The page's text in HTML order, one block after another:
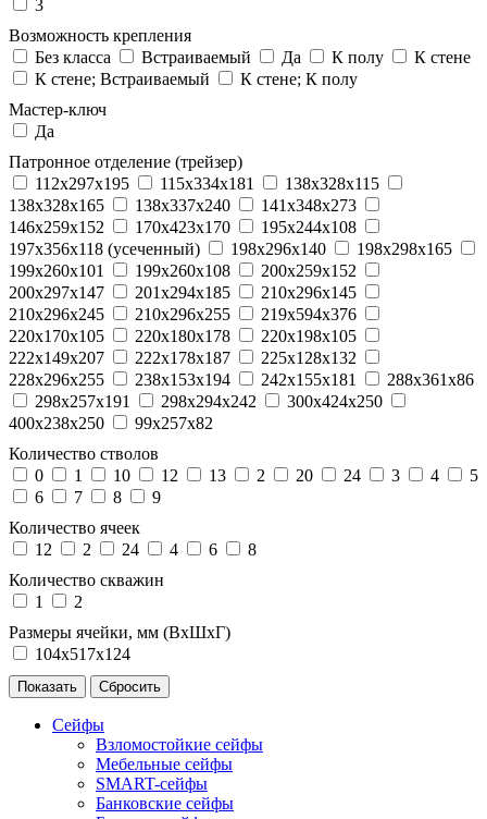
3
Возможность крепления
Без класса
Встраиваемый Да К полу
К стене
К стене; Встраиваемый
К стене; К полу
Мастер-ключ
Да
Патронное отделение (трейзер)
112x297x195
115x334x181
138x328x115
138x328x165
138x337x240
141x348x273
146x259x152
170x423x170
195x244x108
197x356x118 (усеченный)
198x296x140
198x298x165
199x260x101
199x260x108
200x259x152
200x297x147
201x294x185
210x296x145
210x296x245
210x296x255
219x594x376
220x170x105
220x180x178
220x198x105
222x149x207
222x178x187
225x128x132
228x296x255
238x153x194 242x155x181
288x361x86
298x257x191
298x294x242
300x424x250
400x238x250
99x257x82
Количество стволов
0
1 10 12 13 2 20 24 3 4
5
6
7 8
9
Количество ячеек
12
2 24 4 6
8
Количество скважин
1
2
Размеры ячейки, мм (ВхШхГ)
104х517х124
Сейфы
Взломостойкие сейфы
Мебельные сейфы
SMART-сейфы
Банковские сейфы